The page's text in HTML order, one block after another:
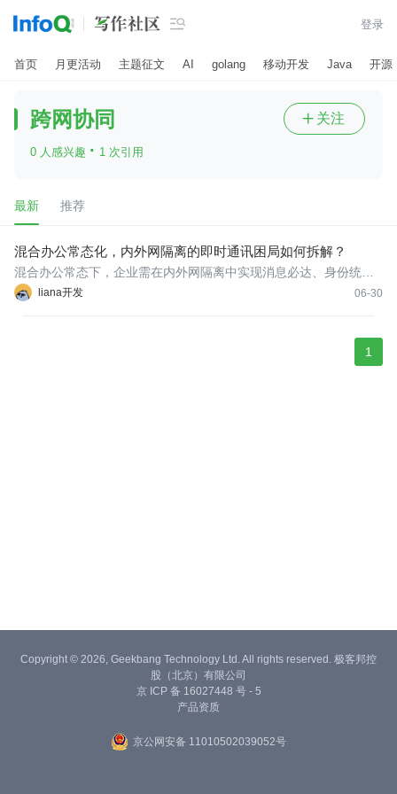
 登录
首页 月更活动 主题征文 AI golang 移动开发 Java 开源
跨网协同
0 人感兴趣 · 1 次引用
 关注
最新 推荐
混合办公常态化，内外网隔离的即时通讯困局如何拆解？
liana开发 06-30
混合办公常态下，企业需在内外网隔离中实现消息必达、身份统
一、文件可控与操作可审计。本文提出四条路径：统一身份认证实
1
Copyright © 2026, Geekbang Technology Ltd. All rights reserved. 极客邦控
股（北京）有限公司
京 ICP 备 16027448 号 - 5
产品资质
京公网安备 11010502039052号